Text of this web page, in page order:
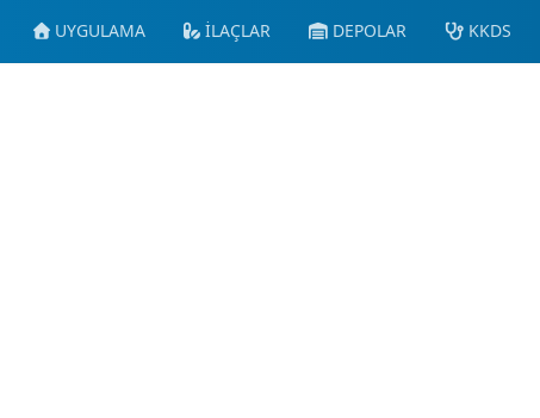
UYGULAMA İLAÇLAR DEPOLAR KKDS